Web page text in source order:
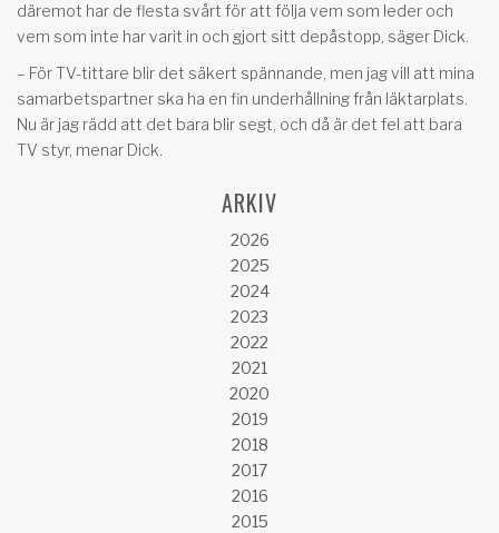
däremot har de flesta svårt för att följa vem som leder och
vem som inte har varit in och gjort sitt depåstopp, säger Dick.
– För TV-tittare blir det säkert spännande, men jag vill att mina
samarbetspartner ska ha en fin underhållning från läktarplats.
Nu är jag rädd att det bara blir segt, och då är det fel att bara
TV styr, menar Dick.
ARKIV
2026
2025
2024
2023
2022
2021
2020
2019
2018
2017
2016
2015